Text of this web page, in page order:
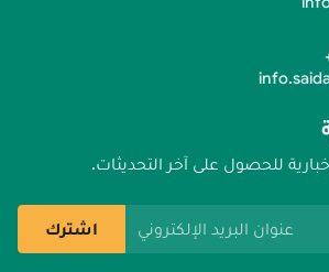
للحصول على آخر التحديثات.
اشترك